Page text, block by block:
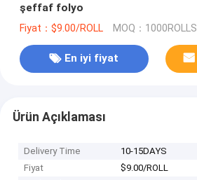
şeffaf folyo
Fiyat：$9.00/ROLL MOQ：1000ROLLS
En iyi fiyat
Ürün Açıklaması
Delivery Time
10-15DAYS
Fiyat
$9.00/ROLL